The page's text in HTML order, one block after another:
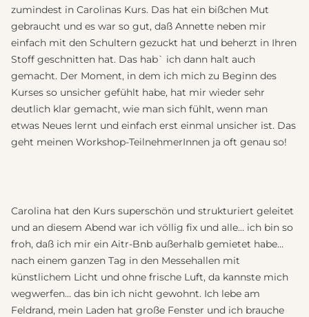
zumindest in Carolinas Kurs. Das hat ein bißchen Mut
gebraucht und es war so gut, daß Annette neben mir
einfach mit den Schultern gezuckt hat und beherzt in Ihren
Stoff geschnitten hat. Das hab` ich dann halt auch
gemacht. Der Moment, in dem ich mich zu Beginn des
Kurses so unsicher gefühlt habe, hat mir wieder sehr
deutlich klar gemacht, wie man sich fühlt, wenn man
etwas Neues lernt und einfach erst einmal unsicher ist. Das
geht meinen Workshop-TeilnehmerInnen ja oft genau so!
Carolina hat den Kurs superschön und strukturiert geleitet
und an diesem Abend war ich völlig fix und alle… ich bin so
froh, daß ich mir ein Aitr-Bnb außerhalb gemietet habe…
nach einem ganzen Tag in den Messehallen mit
künstlichem Licht und ohne frische Luft, da kannste mich
wegwerfen… das bin ich nicht gewohnt. Ich lebe am
Feldrand, mein Laden hat große Fenster und ich brauche